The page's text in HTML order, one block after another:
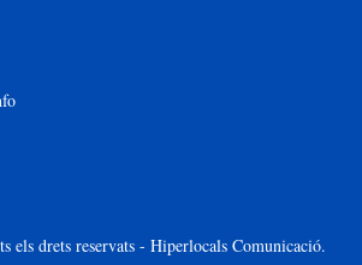
els drets reservats - Hiperlocals Comunicació.